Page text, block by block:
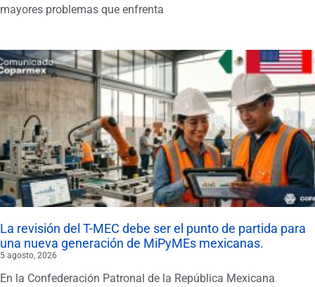
mayores problemas que enfrenta
La revisión del T-MEC debe ser el punto de partida para
una nueva generación de MiPyMEs mexicanas.
5 agosto, 2026
En la Confederación Patronal de la República Mexicana